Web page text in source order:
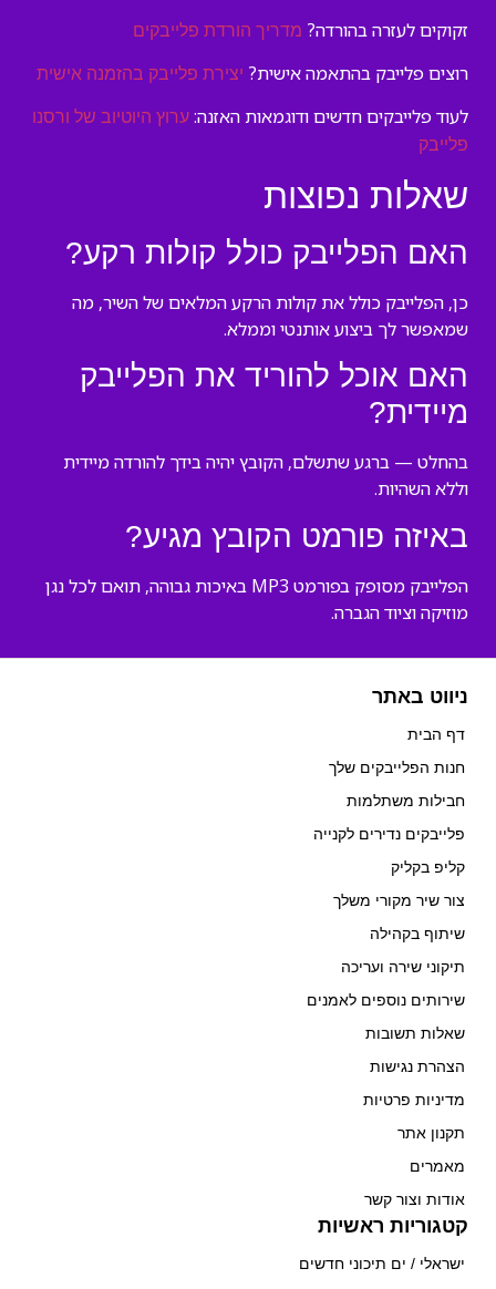
זקוקים לעזרה בהורדה? מדריך הורדת פלייבקים
רוצים פלייבק בהתאמה אישית? יצירת פלייבק בהזמנה אישית
לעוד פלייבקים חדשים ודוגמאות האזנה: ערוץ היוטיוב של ורסנו
פלייבק
שאלות נפוצות
האם הפלייבק כולל קולות רקע?
כן, הפלייבק כולל את קולות הרקע המלאים של השיר, מה
שמאפשר לך ביצוע אותנטי וממלא.
האם אוכל להוריד את הפלייבק
מיידית?
בהחלט — ברגע שתשלם, הקובץ יהיה בידך להורדה מיידית
וללא השהיות.
באיזה פורמט הקובץ מגיע?
הפלייבק מסופק בפורמט MP3 באיכות גבוהה, תואם לכל נגן
מוזיקה וציוד הגברה.
ניווט באתר
דף הבית
חנות הפלייבקים שלך
חבילות משתלמות
פלייבקים נדירים לקנייה
קליפ בקליק
צור שיר מקורי משלך
שיתוף בקהילה
תיקוני שירה ועריכה
שירותים נוספים לאמנים
שאלות תשובות
הצהרת נגישות
מדיניות פרטיות
תקנון אתר
מאמרים
אודות וצור קשר
קטגוריות ראשיות
ישראלי / ים תיכוני חדשים